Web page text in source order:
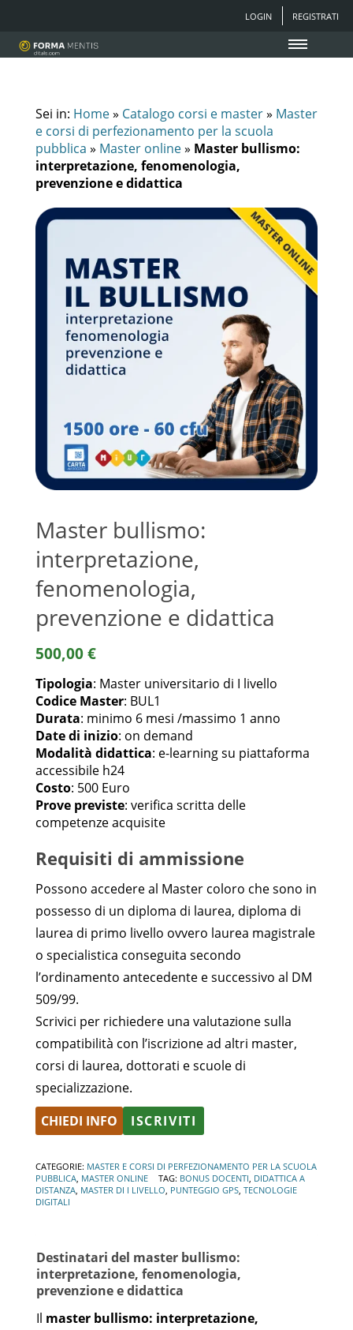
LOGIN REGISTRATI
Sei in: Home» Catalogo corsi e master» Master
e corsi di perfezionamento per la scuola
pubblica » Master online» Master bullismo:
interpretazione, fenomenologia,
prevenzione e didattica
Master bullismo:
interpretazione,
fenomenologia,
prevenzione e didattica
500,00€
Tipologia: Master universitario di I livello
Codice Master: BUL1
Durata: minimo 6 mesi /massimo 1 anno
Date di inizio: on demand
Modalità didattica: e-learning su piattaforma
accessibile h24
Costo: 500 Euro
Prove previste: verifica scritta delle
competenze acquisite
Requisiti di ammissione
Possono accedere al Master coloro che sono in
possesso di un diploma di laurea, diploma di
laurea di primo livello ovvero laurea magistrale
o specialistica conseguita secondo
l’ordinamento antecedente e successivo al DM
509/99.
Scrivici per richiedere una valutazione sulla
compatibilità con l’iscrizione ad altri master,
corsi di laurea, dottorati e scuole di
specializzazione.
CHIEDI INFO
ISCRIVITI
CATEGORIE: MASTER E CORSI DI PERFEZIONAMENTO PER LA SCUOLA
PUBBLICA MASTER ONLINE TAG: BONUS DOCENTI DIDATTICA A
DISTANZA MASTER DI I LIVELLO PUNTEGGIO GPS TECNOLOGIE
DIGITALI
Destinatari del master bullismo:
interpretazione, fenomenologia,
prevenzione e didattica
Il master bullismo: interpretazione,